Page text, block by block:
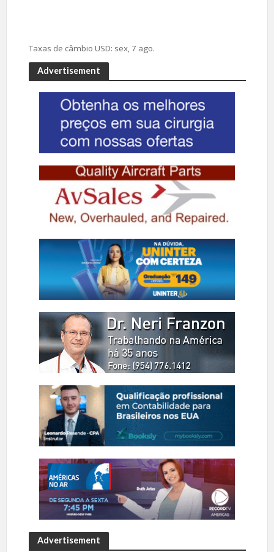
Taxas de câmbio USD: sex, 7 ago.
Advertisement
Advertisement